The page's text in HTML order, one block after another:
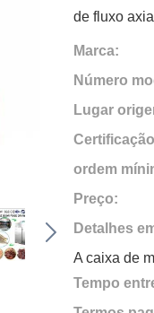
de fluxo
Marca:
Número
Lugar
ordem
Preço:
Detalhes
A caixa de
Tempo